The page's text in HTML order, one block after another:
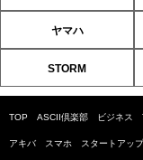
ヤマハ
STORM
TOP ASCII倶楽部 ビジネス
アキバ スマホ スタートアップ